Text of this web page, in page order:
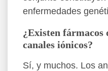
enfermedades
¿Existen fármacos
canales iónicos?
Sí, y muchos. Los